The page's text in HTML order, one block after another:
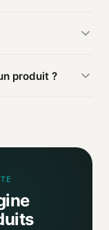
fabriqué en
produit ?